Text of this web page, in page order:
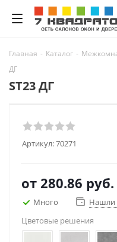
Главная - Каталог -
ДГ
ST23 ДГ
Артикул:70271
от 280.86 руб.
Много
Нашли
Цветовые решения